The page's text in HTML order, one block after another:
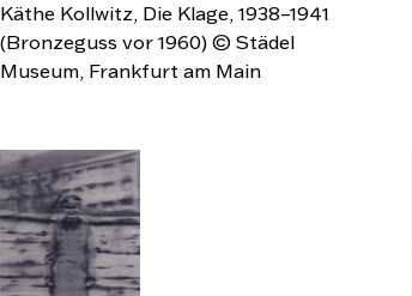
Käthe Kollwitz, Die Klage, 1938–1941
(Bronzeguss vor 1960) © Städel
Museum, Frankfurt am Main